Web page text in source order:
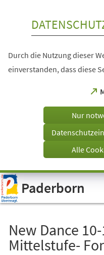
Visuelle
Assistenzsoftware
öffnen.
Durch die Nutzung dieser
einverstanden, dass diese
Nur
Alle
Paderborn
New Dance
Mittelstufe-